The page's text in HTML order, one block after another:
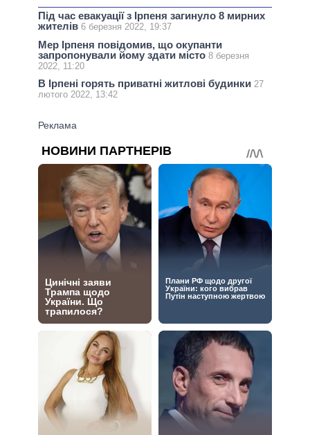
Під час евакуації з Ірпеня загинуло 8 мирних
жителів 6 березня 2022, 19:37
Мер Ірпеня повідомив, що окупанти
запропонували йому здати місто 8 березня
2022, 11:20
В Ірпені горять приватні житлові будинки 27
лютого 2022, 13:42